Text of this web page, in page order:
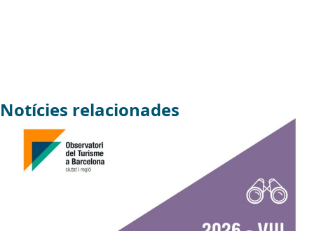
Notícies relacionades